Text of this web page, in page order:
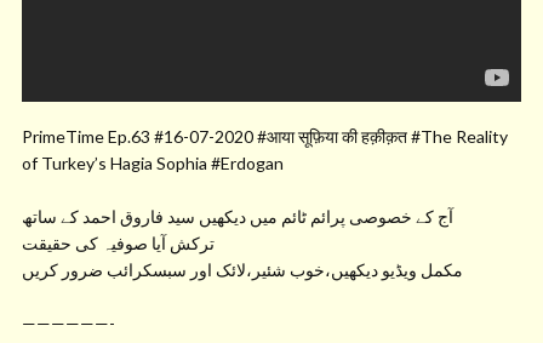
PrimeTime Ep.63 #16-07-2020 #आया सूफ़िया की हक़ीक़त #The Reality
of Turkey’s Hagia Sophia #Erdogan
آج کے خصوصی پرائم ٹائم میں دیکھیں سید فاروق احمد کے ساتھ
ترکش آیا صوفیہ کی حقیقت
مکمل ویڈیو دیکھیں،خوب شئیر،لائک اور سبسکرائب ضرور کریں
——————-